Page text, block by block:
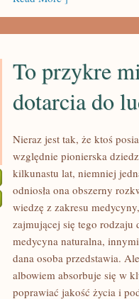
To przykre
dotarcia do
Nieraz jest tak, że ktoś
względnie pionierska
kilkunastu lat, niemniej
odniosła ona obszerny
wiedzę z zakresu
zajmującej się tego
medycyna naturalna,
dana osoba przedstawia.
albowiem absorbuje się w
poprawiać jakość życia i